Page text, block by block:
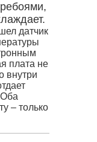
датчик
плата не
внутри
– только